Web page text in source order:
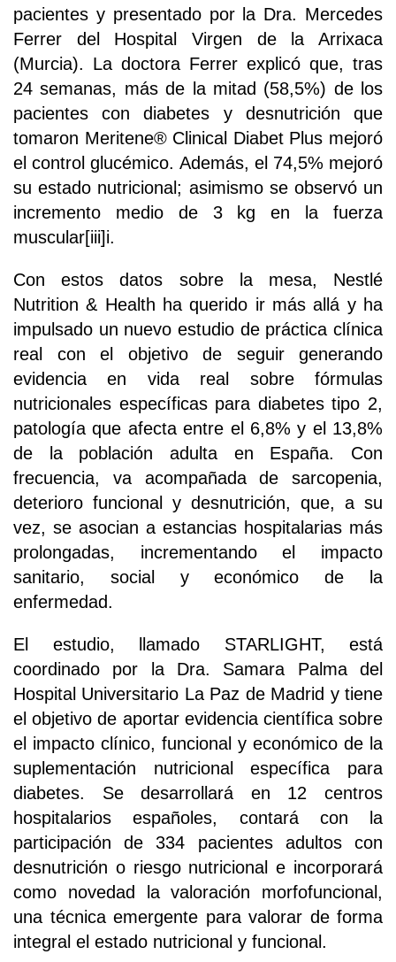
pacientes y presentado por la Dra. Mercedes
Ferrer del Hospital Virgen de la Arrixaca
(Murcia). La doctora Ferrer explicó que, tras
24 semanas, más de la mitad (58,5%) de los
pacientes con diabetes y desnutrición que
tomaron Meritene® Clinical Diabet Plus mejoró
el control glucémico. Además, el 74,5% mejoró
su estado nutricional; asimismo se observó un
incremento medio de 3 kg en la fuerza
muscular[iii]i.
Con estos datos sobre la mesa, Nestlé
Nutrition & Health ha querido ir más allá y ha
impulsado un nuevo estudio de práctica clínica
real con el objetivo de seguir generando
evidencia en vida real sobre fórmulas
nutricionales específicas para diabetes tipo 2,
patología que afecta entre el 6,8% y el 13,8%
de la población adulta en España. Con
frecuencia, va acompañada de sarcopenia,
deterioro funcional y desnutrición, que, a su
vez, se asocian a estancias hospitalarias más
prolongadas, incrementando el impacto
sanitario, social y económico de la
enfermedad.
El estudio, llamado STARLIGHT, está
coordinado por la Dra. Samara Palma del
Hospital Universitario La Paz de Madrid y tiene
el objetivo de aportar evidencia científica sobre
el impacto clínico, funcional y económico de la
suplementación nutricional específica para
diabetes. Se desarrollará en 12 centros
hospitalarios españoles, contará con la
participación de 334 pacientes adultos con
desnutrición o riesgo nutricional e incorporará
como novedad la valoración morfofuncional,
una técnica emergente para valorar de forma
integral el estado nutricional y funcional.